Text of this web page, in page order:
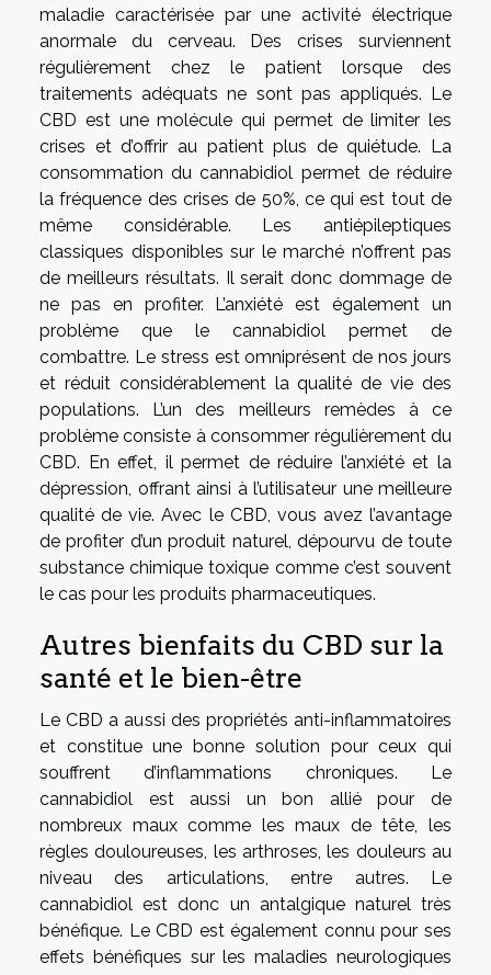
maladie caractérisée par une activité électrique
anormale du cerveau. Des crises surviennent
régulièrement chez le patient lorsque des
traitements adéquats ne sont pas appliqués. Le
CBD est une molécule qui permet de limiter les
crises et d’offrir au patient plus de quiétude. La
consommation du cannabidiol permet de réduire
la fréquence des crises de 50%, ce qui est tout de
même considérable. Les antiépileptiques
classiques disponibles sur le marché n’offrent pas
de meilleurs résultats. Il serait donc dommage de
ne pas en profiter. L’anxiété est également un
problème que le cannabidiol permet de
combattre. Le stress est omniprésent de nos jours
et réduit considérablement la qualité de vie des
populations. L’un des meilleurs remèdes à ce
problème consiste à consommer régulièrement du
CBD. En effet, il permet de réduire l’anxiété et la
dépression, offrant ainsi à l’utilisateur une meilleure
qualité de vie. Avec le CBD, vous avez l’avantage
de profiter d’un produit naturel, dépourvu de toute
substance chimique toxique comme c’est souvent
le cas pour les produits pharmaceutiques.
Autres bienfaits du CBD sur la
santé et le bien-être
Le CBD a aussi des propriétés anti-inflammatoires
et constitue une bonne solution pour ceux qui
souffrent d’inflammations chroniques. Le
cannabidiol est aussi un bon allié pour de
nombreux maux comme les maux de tête, les
règles douloureuses, les arthroses, les douleurs au
niveau des articulations, entre autres. Le
cannabidiol est donc un antalgique naturel très
bénéfique. Le CBD est également connu pour ses
effets bénéfiques sur les maladies neurologiques